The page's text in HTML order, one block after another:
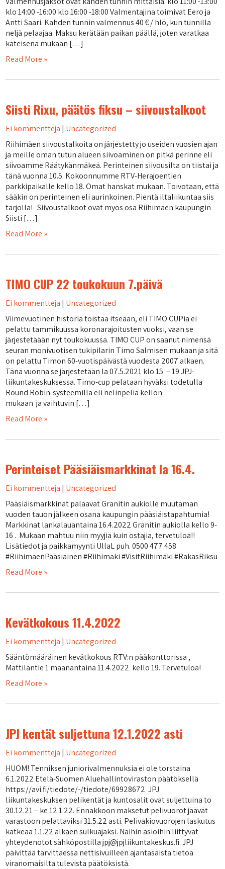
klo 14:00 -16:00 klo 16:00 -18:00 Valmentajina toimivat Eero ja
Antti Saari. Kahden tunnin valmennus 40 € / hlö, kun tunnilla
neljä pelaajaa. Maksu kerätään paikan päällä, joten varatkaa
käteisenä mukaan […]
Read More »
Siisti Rixu, päätös fiksu – siivoustalkoot
Ei kommentteja | Uncategorized
Riihimäen siivoustalkoita on järjestetty jo useiden vuosien ajan
ja meille oman tutun alueen siivoaminen on pitkä perinne eli
siivoamme Räätykänmäkeä. Perinteinen siivousilta on tiistai ja
tänä vuonna 10.5. Kokoonnumme RTV-Herajoentien
parkkipaikalle kello 18. Omat hanskat mukaan. Toivotaan, että
sääkin on perinteinen eli aurinkoinen. Pientä iltaliikuntaa siis
tarjolla! Siivoustalkoot ovat myös osa Riihimäen kaupungin
Siisti […]
Read More »
TIMO CUP 22 toukokuun 7.päivä
Ei kommentteja | Uncategorized
Viimevuotinen historia toistaa itseään, eli TIMO CUPia ei
pelattu tammikuussa koronarajoitusten vuoksi, vaan se
järjestetäään nyt toukokuussa. TIMO CUP on saanut nimensä
seuran monivuotisen tukipilarin Timo Salmisen mukaan ja sitä
on pelattu Timon 60-vuotispäivästä vuodesta 2007 alkaen.
Tänä vuonna se järjestetään la 07.5.2021 klo 15 – 19 JPJ-
liikuntakeskuksessa. Timo-cup pelataan hyväksi todetulla
Round Robin-systeemillä eli nelinpeliä kellon
mukaan ja vaihtuvin […]
Read More »
Perinteiset Pääsiäismarkkinat la 16.4.
Ei kommentteja | Uncategorized
Pääsiäismarkkinat palaavat Granitin aukiolle muutaman
vuoden tauon jälkeen osana kaupungin pääsiäistapahtumia!
Markkinat lankalauantaina 16.4.2022 Granitin aukiolla kello 9-
16 . Mukaan mahtuu niin myyjiä kuin ostajia, tervetuloa!!
Lisätiedot ja paikkamyynti UllaL puh. 0500 477 458
#RiihimäenPääsiäinen #Riihimäki #VisitRiihimäki #RakasRiksu
Read More »
Kevätkokous 11.4.2022
Ei kommentteja | Uncategorized
Sääntömääräinen kevätkokous RTV:n pääkonttorissa ,
Mattilantie 1 maanantaina 11.4.2022 kello 19. Tervetuloa!
Read More »
JPJ kentät suljettuna 12.1.2022 asti
Ei kommentteja | Uncategorized
HUOM! Tenniksen juniorivalmennuksia ei ole torstaina
6.1.2022 Etelä-Suomen Aluehallintoviraston päätöksellä
https://avi.fi/tiedote/-/tiedote/69928672 JPJ
liikuntakeskuksen pelikentät ja kuntosalit ovat suljettuina to
30.12.21 – ke 12.1.22. Ennakkoon maksetut pelivuorot jäävät
varastoon pelattaviksi 31.5.22 asti. Pelivakiovuorojen laskutus
katkeaa 1.1.22 alkaen sulkuajaksi. Näihin asioihin liittyvät
yhteydenotot sähköpostilla jpj@jpjliikuntakeskus.fi. JPJ
päivittää tarvittaessa nettisivuilleen ajantasaista tietoa
viranomaisilta tulevista päätöksistä.